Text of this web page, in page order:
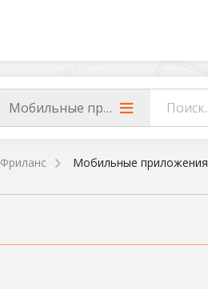
Мобильные приложения
Фриланс Мобильные приложения